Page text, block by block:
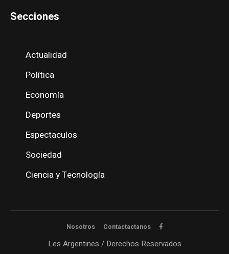
Secciones
Actualidad
Política
Economía
Deportes
Espectaculos
Sociedad
Ciencia y Tecnología
Nosotros Contactactanos
Les Argentines / Derechos Reservados